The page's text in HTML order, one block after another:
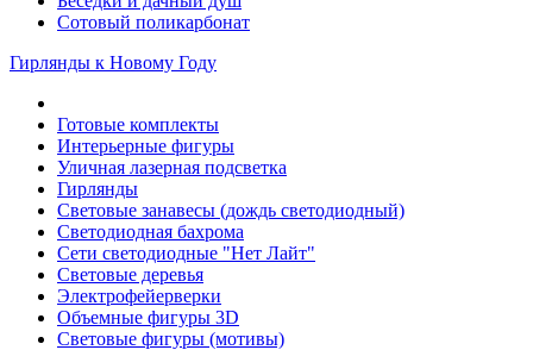
Сотовый поликарбонат
Гирлянды к Новому Году
Готовые комплекты
Интерьерные фигуры
Уличная лазерная подсветка
Гирлянды
Световые занавесы (дождь светодиодный)
Светодиодная бахрома
Сети светодиодные "Нет Лайт"
Световые деревья
Электрофейерверки
Объемные фигуры 3D
Световые фигуры (мотивы)